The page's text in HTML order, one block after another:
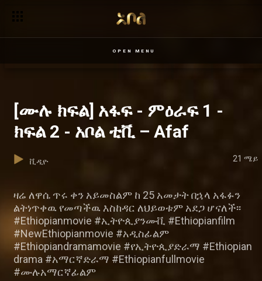
OPEN MENU
[ሙሉ ክፍል] አፋፍ - ምዕራፍ 1 -
ክፍል 2 - አቦል ቲቪ – Afaf
ቪዲዮ 21 ሜይ
ዛሬ ለዋሴ ጥሩ ቀን አይመስልም ከ 25 አመታት በኋላ አፋፉን
ልትነጥቀዉ የመጣችዉ እስከዳር ለህይወቱም አደጋ ሆናለች፡፡
#Ethiopianmovie #ኢትዮጲያንሙቪ #Ethiopianfilm
#NewEthiopianmovie #አዲስፊልም
#Ethiopiandramamovie #የኢትዮጲያድራማ #Ethiopian
drama #አማርኛድራማ #Ethiopianfullmovie
#ሙሉአማርኛፊልም